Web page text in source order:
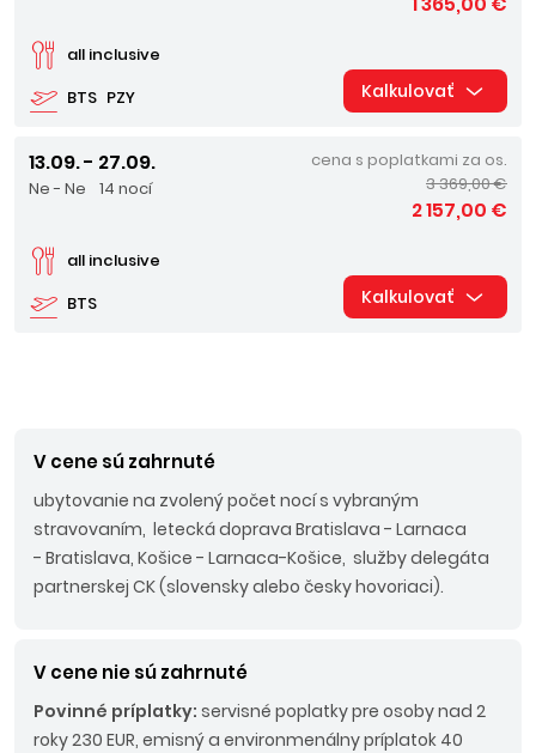
BTS PZY
all inclusive
Kalkulovať
13.09. - 27.09.
Ne - Ne 14 nocí
BTS
all inclusive
cena s poplatkami za os.
3 369,00 €
2 157,00 €
Kalkulovať
V cene sú zahrnuté
ubytovanie na zvolený počet nocí s vybraným
stravovaním, letecká doprava Bratislava - Larnaca
- Bratislava, Košice - Larnaca-Košice, služby delegáta
partnerskej CK (slovensky alebo česky hovoriaci).
V cene nie sú zahrnuté
Povinné príplatky: servisné poplatky pre osoby nad 2
roky 230 EUR, emisný a environmenálny príplatok 40